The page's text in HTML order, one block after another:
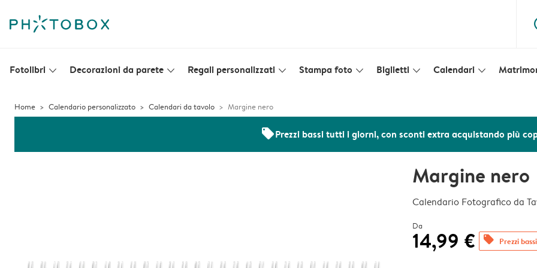
Fotolibri slim_arrow_down Decorazioni da parete slim_arrow_down Regali personalizzati slim_arrow_down Stampa foto slim_arrow_down Biglietti slim_arrow_down Calendari slim_arrow_down
Home Calendario personalizzato Calendari da tavolo Margine nero
offersPrezzi bassi tutti i giorni, con sconti extra acquistando più
Margine nero
Calendario Fotografico da
Da
14,99 € offers Prezzi